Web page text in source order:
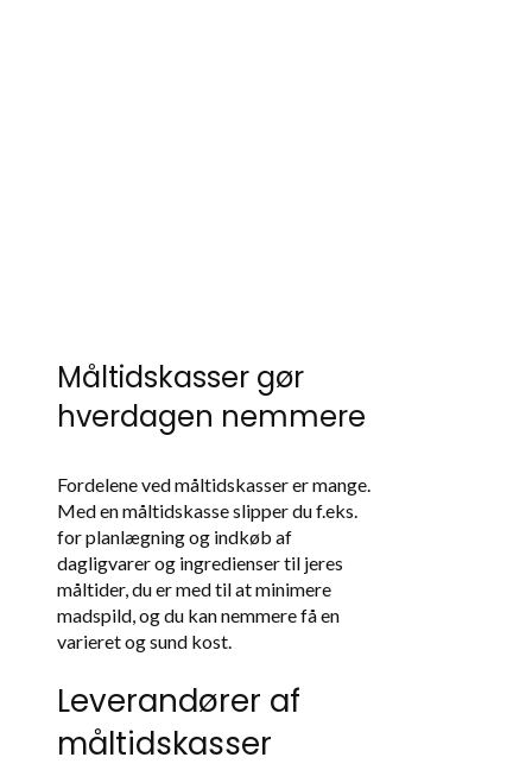
Måltidskasser gør
hverdagen nemmere
Fordelene ved måltidskasser er mange.
Med en måltidskasse slipper du f.eks.
for planlægning og indkøb af
dagligvarer og ingredienser til jeres
måltider, du er med til at minimere
madspild, og du kan nemmere få en
varieret og sund kost.
Leverandører af
måltidskasser